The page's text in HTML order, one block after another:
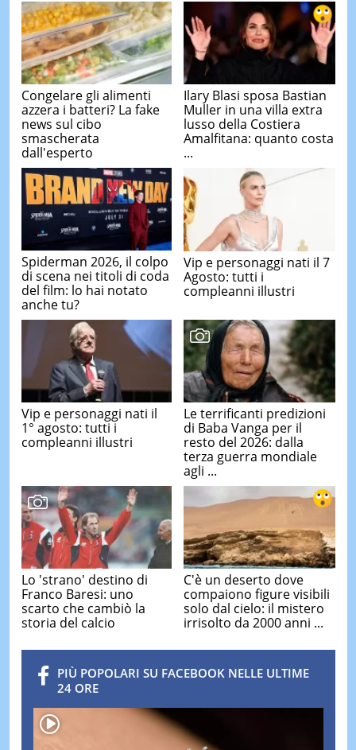
Congelare gli alimenti
azzera i batteri? La fake
news sul cibo
smascherata
dall'esperto
Ilary Blasi sposa Bastian
Muller in una villa extra
lusso della Costiera
Amalfitana: quanto costa
...
Spiderman 2026, il colpo
di scena nei titoli di coda
del film: lo hai notato
anche tu?
Vip e personaggi nati il 7
Agosto: tutti i
compleanni illustri
Vip e personaggi nati il
1° agosto: tutti i
compleanni illustri
Le terrificanti predizioni
di Baba Vanga per il
resto del 2026: dalla
terza guerra mondiale
agli ...
Lo 'strano' destino di
Franco Baresi: uno
scarto che cambiò la
storia del calcio
C'è un deserto dove
compaiono figure visibili
solo dal cielo: il mistero
irrisolto da 2000 anni ...
PIÙ POPOLARI SU FACEBOOK NELLE ULTIME
24 ORE